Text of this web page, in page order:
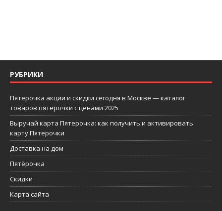
РУБРИКИ
Пятерочка акции и скидки сегодня в Москве — каталог
товаров пятерочки с ценами 2025
Выручай карта Пятерочка: как получить и активировать
карту Пятерочки
Доставка на дом
Пятёрочка
Скидки
Карта сайта